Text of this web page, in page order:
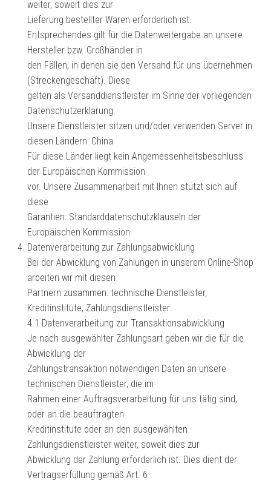
weiter, soweit dies zur
Lieferung bestellter Waren erforderlich ist.
Entsprechendes gilt für die Datenweitergabe an unsere
Hersteller bzw. Großhändler in
den Fällen, in denen sie den Versand für uns übernehmen
(Streckengeschäft). Diese
gelten als Versanddienstleister im Sinne der vorliegenden
Datenschutzerklärung.
Unsere Dienstleister sitzen und/oder verwenden Server in
diesen Ländern: China
Für diese Länder liegt kein Angemessenheitsbeschluss
der Europäischen Kommission
vor. Unsere Zusammenarbeit mit Ihnen stützt sich auf
diese
Garantien: Standarddatenschutzklauseln der
Europäischen Kommission
Datenverarbeitung zur Zahlungsabwicklung
Bei der Abwicklung von Zahlungen in unserem Online-Shop
arbeiten wir mit diesen
Partnern zusammen: technische Dienstleister,
Kreditinstitute, Zahlungsdienstleister.
4.1 Datenverarbeitung zur Transaktionsabwicklung
Je nach ausgewählter Zahlungsart geben wir die für die
Abwicklung der
Zahlungstransaktion notwendigen Daten an unsere
technischen Dienstleister, die im
Rahmen einer Auftragsverarbeitung für uns tätig sind,
oder an die beauftragten
Kreditinstitute oder an den ausgewählten
Zahlungsdienstleister weiter, soweit dies zur
Abwicklung der Zahlung erforderlich ist. Dies dient der
Vertragserfüllung gemäß Art. 6